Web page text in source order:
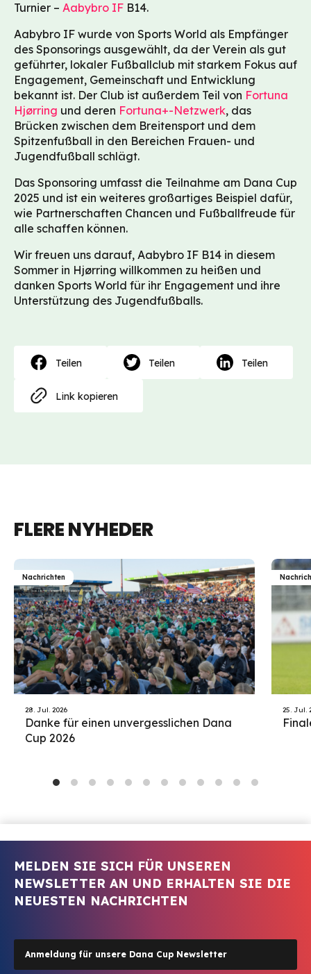
Turnier – Aabybro IF B14.
Aabybro IF wurde von Sports World als Empfänger
des Sponsorings ausgewählt, da der Verein als gut
geführter, lokaler Fußballclub mit starkem Fokus auf
Engagement, Gemeinschaft und Entwicklung
bekannt ist. Der Club ist außerdem Teil von Fortuna
Hjørring und deren Fortuna+-Netzwerk, das
Brücken zwischen dem Breitensport und dem
Spitzenfußball in den Bereichen Frauen- und
Jugendfußball schlägt.
Das Sponsoring umfasst die Teilnahme am Dana Cup
2025 und ist ein weiteres großartiges Beispiel dafür,
wie Partnerschaften Chancen und Fußballfreude für
alle schaffen können.
Wir freuen uns darauf, Aabybro IF B14 in diesem
Sommer in Hjørring willkommen zu heißen und
danken Sports World für ihr Engagement und ihre
Unterstützung des Jugendfußballs.
Teilen Teilen Teilen
Link kopieren
FLERE NYHEDER
Nachrichten
28. Jul. 2026
Danke für einen unvergesslichen Dana
Cup 2026
25. Jul.
MELDEN SIE SICH FÜR UNSEREN
NEWSLETTER AN UND ERHALTEN SIE DIE
NEUESTEN NACHRICHTEN
Anmeldung für unsere Dana Cup Newsletter